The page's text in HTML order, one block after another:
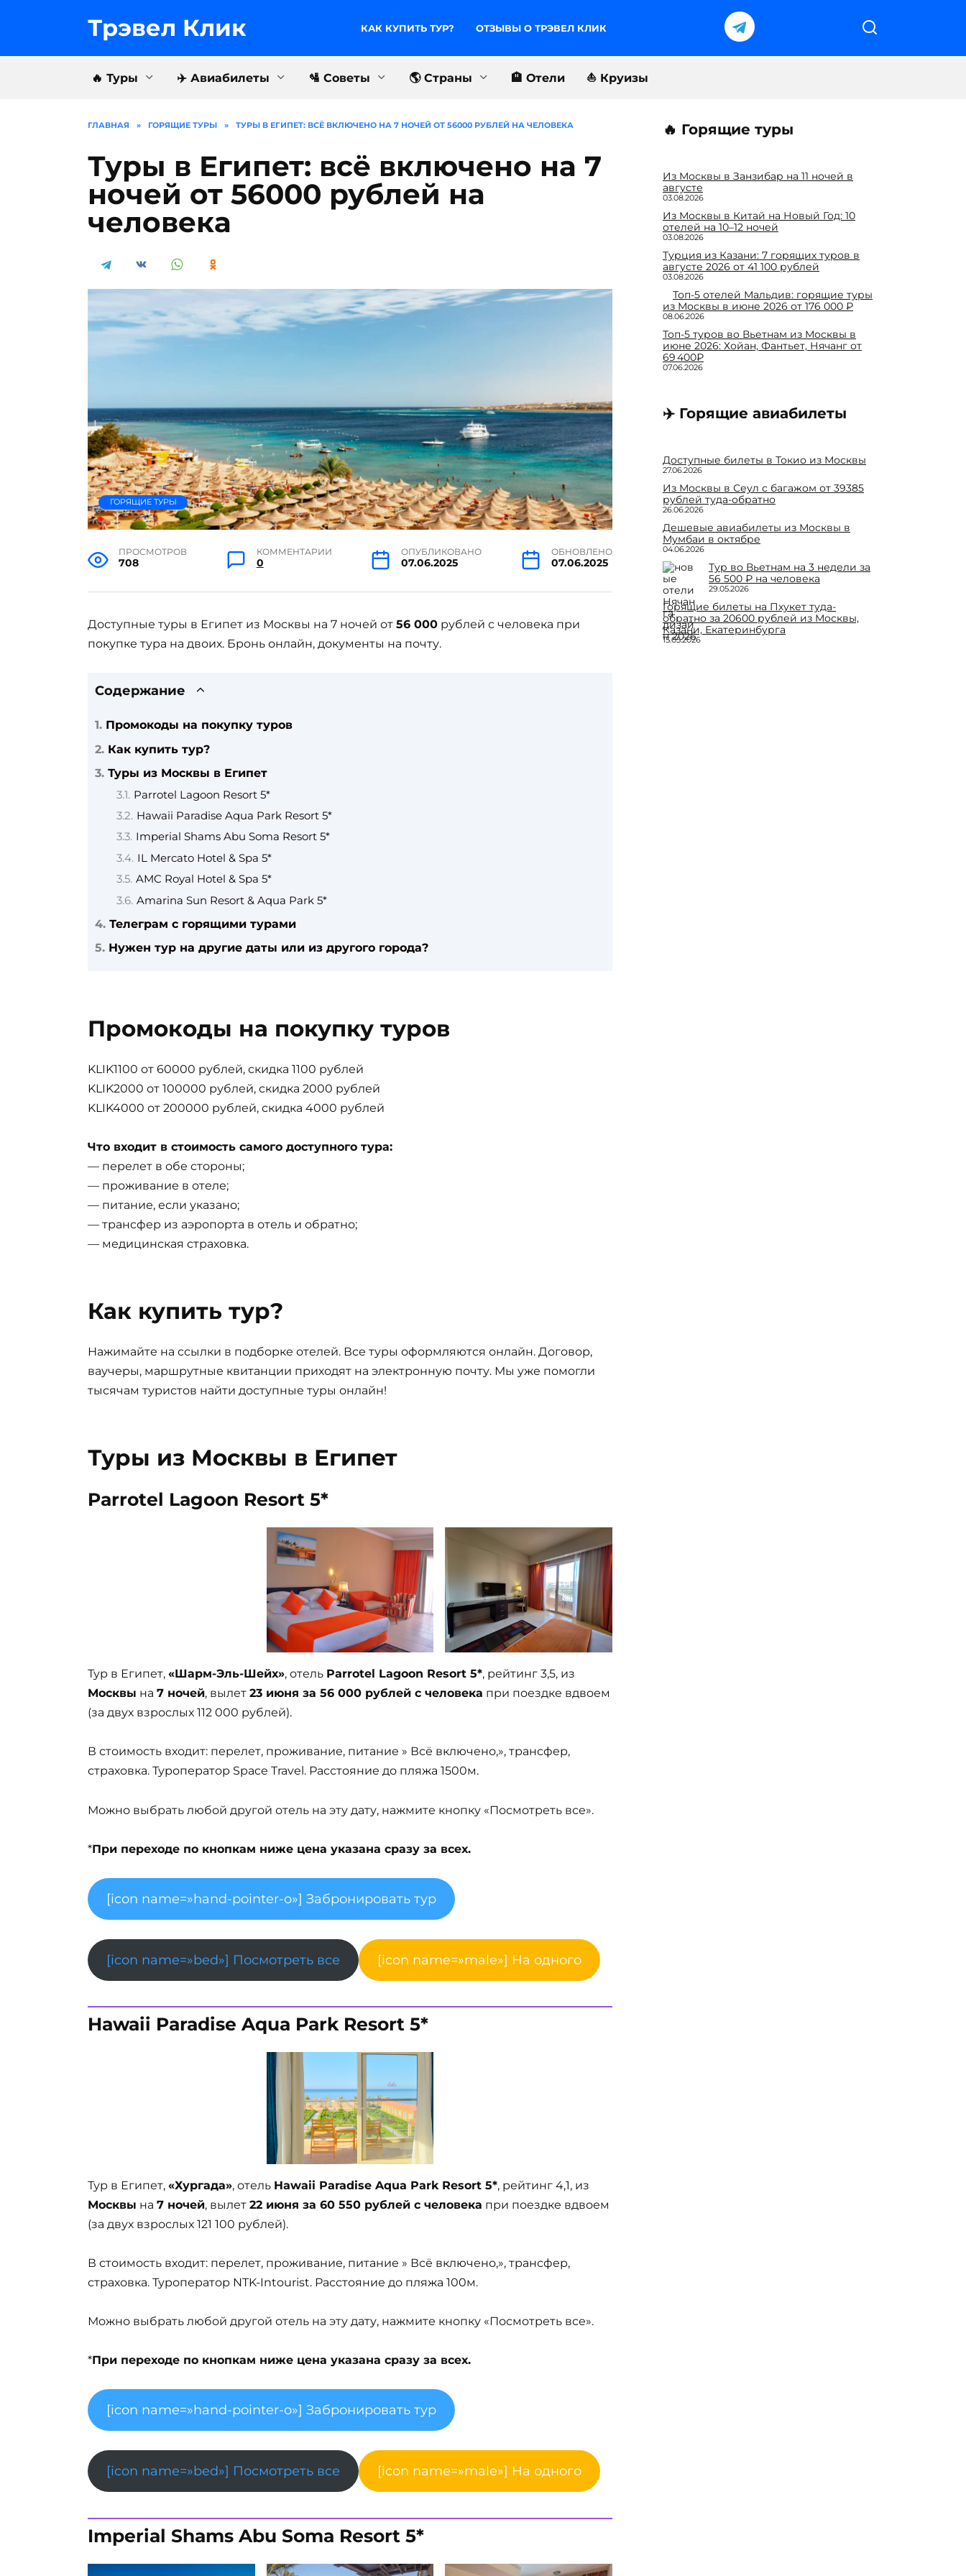
Трэвел Клик КАК КУПИТЬ ТУР? ОТЗЫВЫ О ТРЭВЕЛ КЛИК
🔥 Туры ✈️ Авиабилеты 🛂 Советы 🌎 Страны 🏨 Отели ⛵️ Круизы
ГЛАВНАЯ » ГОРЯЩИЕ ТУРЫ » ТУРЫ В ЕГИПЕТ: ВСЁ ВКЛЮЧЕНО НА 7 НОЧЕЙ ОТ 56000 РУБЛЕЙ НА ЧЕЛОВЕКА
Туры в Египет: всё включено на 7
ночей от 56000 рублей на
человека
ГОРЯЩИЕ ТУРЫ
ПРОСМОТРОВ
708
КОММЕНТАРИИ
0
ОПУБЛИКОВАНО
07.06.2025
ОБНОВЛЕНО
07.06.2025
Доступные туры в Египет из Москвы на 7 ночей от 56 000 рублей с человека при
покупке тура на двоих. Бронь онлайн, документы на почту.
Содержание
Промокоды на покупку туров
Как купить тур?
Туры из Москвы в Египет
Parrotel Lagoon Resort 5*
Hawaii Paradise Aqua Park Resort 5*
Imperial Shams Abu Soma Resort 5*
IL Mercato Hotel & Spa 5*
AMC Royal Hotel & Spa 5*
Amarina Sun Resort & Aqua Park 5*
Телеграм с горящими турами
Нужен тур на другие даты или из другого города?
Промокоды на покупку туров
KLIK1100 от 60000 рублей, скидка 1100 рублей
KLIK2000 от 100000 рублей, скидка 2000 рублей
KLIK4000 от 200000 рублей, скидка 4000 рублей
Что входит в стоимость самого доступного тура:
— перелет в обе стороны;
— проживание в отеле;
— питание, если указано;
— трансфер из аэропорта в отель и обратно;
— медицинская страховка.
Как купить тур?
Нажимайте на ссылки в подборке отелей. Все туры оформляются онлайн. Договор,
ваучеры, маршрутные квитанции приходят на электронную почту. Мы уже помогли
тысячам туристов найти доступные туры онлайн!
Туры из Москвы в Египет
Parrotel Lagoon Resort 5*
Тур в Египет, «Шарм-Эль-Шейх», отель Parrotel Lagoon Resort 5*, рейтинг 3,5, из
Москвы на 7 ночей, вылет 23 июня за 56 000 рублей с человека при поездке вдвоем
(за двух взрослых 112 000 рублей).
В стоимость входит: перелет, проживание, питание » Всё включено,», трансфер,
страховка. Туроператор Space Travel. Расстояние до пляжа 1500м.
Можно выбрать любой другой отель на эту дату, нажмите кнопку «Посмотреть все».
*При переходе по кнопкам ниже цена указана сразу за всех.
[icon name=»hand-pointer-o»] Забронировать тур
[icon name=»bed»] Посмотреть все [icon name=»male»] На одного
Hawaii Paradise Aqua Park Resort 5*
Тур в Египет, «Хургада», отель Hawaii Paradise Aqua Park Resort 5*, рейтинг 4,1, из
Москвы на 7 ночей, вылет 22 июня за 60 550 рублей с человека при поездке вдвоем
(за двух взрослых 121 100 рублей).
В стоимость входит: перелет, проживание, питание » Всё включено,», трансфер,
страховка. Туроператор NTK-Intourist. Расстояние до пляжа 100м.
Можно выбрать любой другой отель на эту дату, нажмите кнопку «Посмотреть все».
*При переходе по кнопкам ниже цена указана сразу за всех.
[icon name=»hand-pointer-o»] Забронировать тур
[icon name=»bed»] Посмотреть все [icon name=»male»] На одного
Imperial Shams Abu Soma Resort 5*
🔥 Горящие туры
Из Москвы в Занзибар на 11 ночей в
августе
03.08.2026
Из Москвы в Китай на Новый Год: 10
отелей на 10–12 ночей
03.08.2026
Турция из Казани: 7 горящих туров в
августе 2026 от 41 100 рублей
03.08.2026
Топ-5 отелей Мальдив: горящие туры
из Москвы в июне 2026 от 176 000 ₽
08.06.2026
Топ-5 туров во Вьетнам из Москвы в
июне 2026: Хойан, Фантьет, Нячанг от
69 400₽
07.06.2026
✈️ Горящие авиабилеты
Доступные билеты в Токио из Москвы
27.06.2026
Из Москвы в Сеул с багажом от 39385
рублей туда-обратно
26.06.2026
Дешевые авиабилеты из Москвы в
Мумбаи в октябре
04.06.2026
Тур во Вьетнам на 3 недели за
56 500 ₽ на человека
29.05.2026
Горящие билеты на Пхукет туда-
обратно за 20600 рублей из Москвы,
Казани, Екатеринбурга
15.05.2026